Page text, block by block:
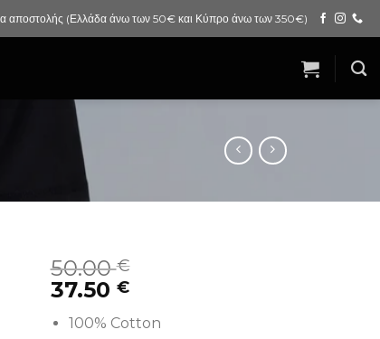
αποστολής (Ελλάδα άνω των 50€ και Κύπρο άνω των 350€)
50.00€
37.50 €
100% Cotton